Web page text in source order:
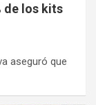
de los kits
aseguró que